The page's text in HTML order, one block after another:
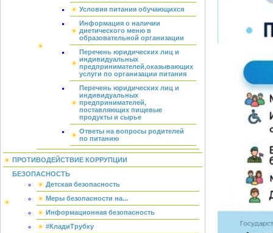
Условия питания обучающихся
Информация о наличии
диетического меню в
образовательной организации
Перечень юридических лиц и
индивидуальных
предпринимателей,оказывающих
услуги по организации питания
Перечень юридических лиц и
индивидуальных
предпринимателей,
поставляющих пищевые
продукты и сырье
Ответы на вопросы родителей
по питанию
ПРОТИВОДЕЙСТВИЕ КОРРУПЦИИ
БЕЗОПАСНОСТЬ
Детская безопасность
Меры безопасности на...
Информационная безопасность
#КладиТрубку